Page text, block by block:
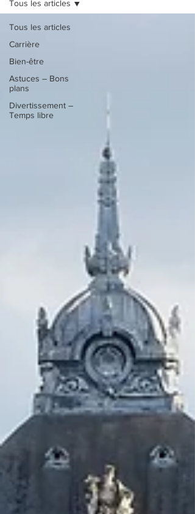
Tous les articles
Carrière
Bien-être
Astuces – Bons
plans
Divertissement –
Temps libre
Tous les articles